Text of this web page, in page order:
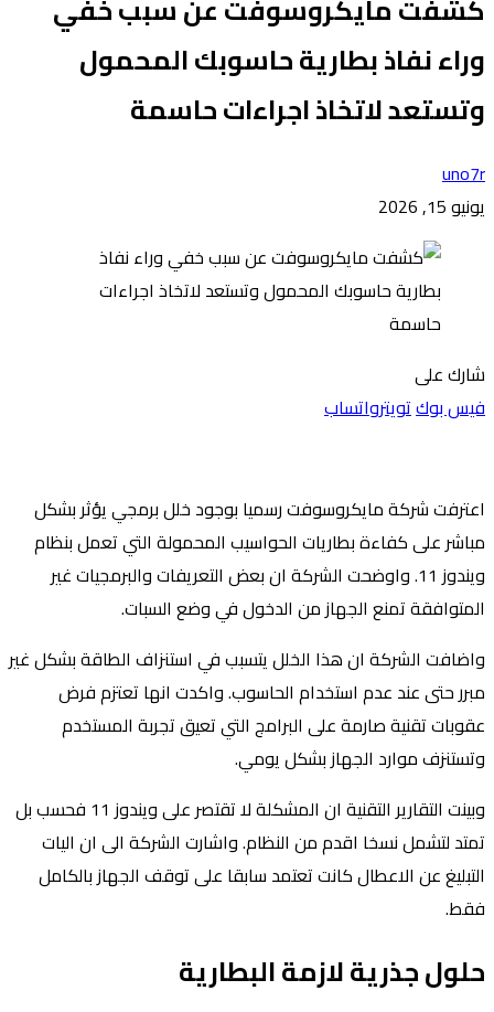
كشفت مايكروسوفت عن سبب خفي
وراء نفاذ بطارية حاسوبك المحمول
وتستعد لاتخاذ اجراءات حاسمة
uno7r
يونيو 15, 2026
شارك على
فيس بوكتويترواتساب
اعترفت شركة مايكروسوفت رسميا بوجود خلل برمجي يؤثر بشكل
مباشر على كفاءة بطاريات الحواسيب المحمولة التي تعمل بنظام
ويندوز 11. واوضحت الشركة ان بعض التعريفات والبرمجيات غير
المتوافقة تمنع الجهاز من الدخول في وضع السبات.
واضافت الشركة ان هذا الخلل يتسبب في استنزاف الطاقة بشكل غير
مبرر حتى عند عدم استخدام الحاسوب. واكدت انها تعتزم فرض
عقوبات تقنية صارمة على البرامج التي تعيق تجربة المستخدم
وتستنزف موارد الجهاز بشكل يومي.
وبينت التقارير التقنية ان المشكلة لا تقتصر على ويندوز 11 فحسب بل
تمتد لتشمل نسخا اقدم من النظام. واشارت الشركة الى ان اليات
التبليغ عن الاعطال كانت تعتمد سابقا على توقف الجهاز بالكامل
فقط.
حلول جذرية لازمة البطارية